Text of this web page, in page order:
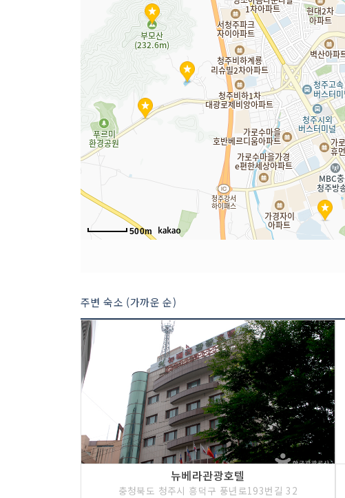
500m
주변 숙소 (가까운 순)
뉴베라관광호텔
충청북도 청주시 흥덕구 풍년로193번길 32